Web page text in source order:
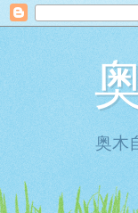
奥木